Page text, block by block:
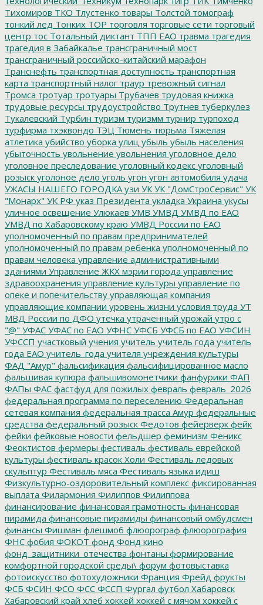
Тихомиров ТКО Тлустенко товары Толстой томограф
тонкий лед Тонких ТОР торговля торговые сети торговый
центр тос Тотальный диктант ТПП ЕАО травма трагедия
трагедия в Забайкалье трансграничный мост
трансграничный российско-китайский марафон
Транснефть транспортная доступность транспортная
карта транспортный налог траур тревожный сигнал
Тромса тротуар тротуары Трубачев трудовая книжка
трудовые ресурсы трудоустройство Трутнев туберкулез
Тукалевский Турбин туризм туризмм турнир турпоход
турфирма тхэквондо ТЭЦ Тюмень тюрьма Тяжелая
атлетика убийство уборка улиц убыль убыль населения
убыточность увольнение увольнения уголовное дело
уголовное преследование уголовный кодекс уголовный
розыск уголоное дело уголь угон угон автомобиля удача
УЖАСЫ НАШЕГО ГОРОДКА узи УК УК "ДомСтроСервис" УК
"Монарх" УК РФ указ Президента укладка Украина укусы
уличное освещение Улюкаев УМВ УМВД УМВД по ЕАО
УМВД по Хабаровскому краю УМВД России по ЕАО
уполномоченный по правам предпринимателей
уполномоченный по правам ребенка уполномоченный по
правам человека управление административными
зданиями Управление ЖКХ мэрии города управление
здравоохранения управление культуры управление по
опеке и попечительству управляющая компания
управляющие компании уровень жизни условия труда УТ
МВД России по ДФО утечка утраченный урожай утро с
"@" УФАС УФАС по ЕАО УФНС УФСБ УФСБ по ЕАО УФСИН
УФССП участковый учения учитель учитель года учитель
года ЕАО учитель_года учителя учреждения культуры
ФАД "Амур" фальсификация фальсифицированное масло
фальшивая купюра фальшивомонетчики фанфурики ФАП
ФАПы ФАС фастфуд для пожилых февраль февраль_2026
федеральная программа по переселению Федеральная
сетевая компания федеральная трасса Амур федеральные
средства федеральный розыск Федотов фейерверк фейк
фейки фейковые новости фельдшер феминизм Феникс
Феоктистов фермеры фестиваль фестиваль еврейской
культуры фестиваль красок Холи Фестиваль ледовых
скульптур Фестиваль мяса Фестиваль языка идиш
Физкультурно-оздоровительный комплекс фиксированная
выплата Филармония Филиппов Филиппова
финансирование финансовая грамотность финансовая
пирамида финансовые пирамиды финансовый омбудсмен
финансы Фишман флешмоб флюорограф флюорография
ФНС фобия ФОКОТ фонд Фонд кино
фонд_защитники_отечества фонтаны формирование
комфортной городской среды\ форум фотовыставка
фотоискусство фотохудожники Франция Фрейд фрукты
ФСБ ФСИН ФСО ФСС ФССП Фургал футбол Хабаровск
Хабаровский край хлеб хоккей хоккей с мячом хоккей с